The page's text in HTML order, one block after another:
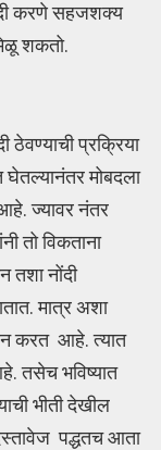
करणे सहजशक्य
शकतो.
ठेवण्याची प्रक्रिया
घेतल्यानंतर मोबदला
ज्यावर नंतर
तो विकताना
तशा नोंदी
मात्र अशा
करत आहे. त्यात
तसेच भविष्यात
भीती देखील
पद्धतच आता